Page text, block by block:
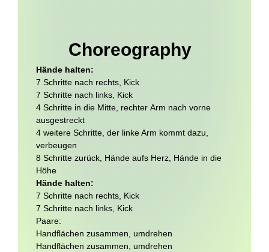
Choreography
Hände halten:
7 Schritte nach rechts, Kick
7 Schritte nach links, Kick
4 Schritte in die Mitte, rechter Arm nach vorne
ausgestreckt
4 weitere Schritte, der linke Arm kommt dazu,
verbeugen
8 Schritte zurück, Hände aufs Herz, Hände in die
Höhe
Hände halten:
7 Schritte nach rechts, Kick
7 Schritte nach links, Kick
Paare:
Handflächen zusammen, umdrehen
Handflächen zusammen, umdrehen